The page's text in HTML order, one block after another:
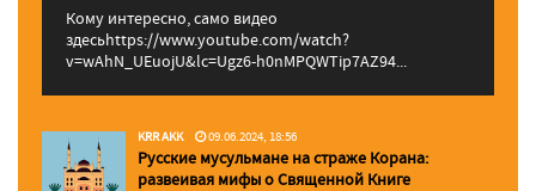
Кому интересно, само видео
здесьhttps://www.youtube.com/watch?
v=wAhN_UEuojU&lc=Ugz6-h0nMPQWTip7AZ94...
KRR AKK 09.06.2024, 18:56
Русские мусульмане на страже Корана:
pазвеивая мифы о Священной Книге